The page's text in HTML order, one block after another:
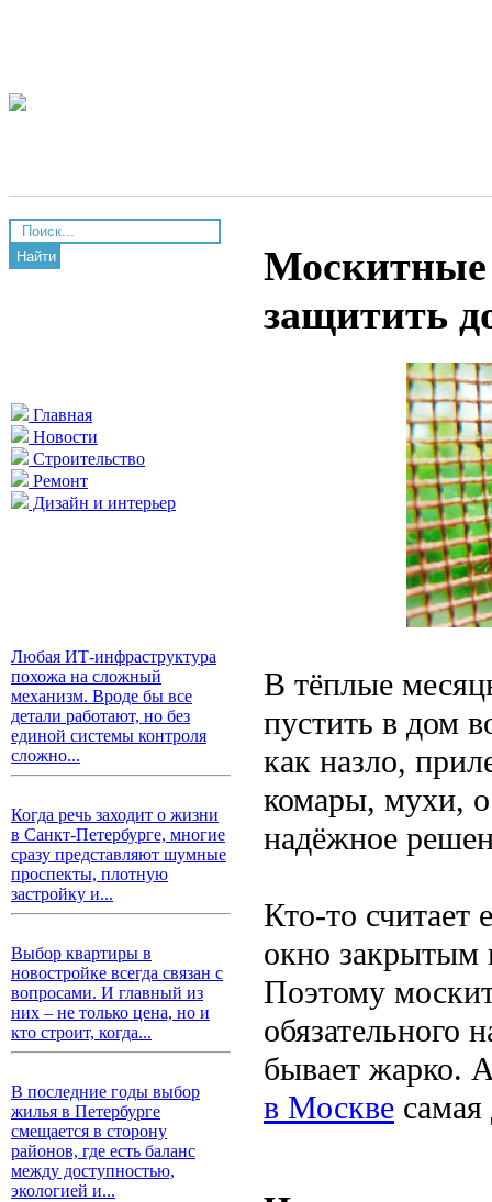
Найти
Главная
Новости
Строительство
Ремонт
Дизайн и интерьер
Любая ИТ-инфраструктура
похожа на сложный
механизм. Вроде бы все
детали работают, но без
единой системы контроля
сложно...
Когда речь заходит о жизни
в Санкт-Петербурге, многие
сразу представляют шумные
проспекты, плотную
застройку и...
Выбор квартиры в
новостройке всегда связан с
вопросами. И главный из
них – не только цена, но и
кто строит, когда...
В последние годы выбор
жилья в Петербурге
смещается в сторону
районов, где есть баланс
между доступностью,
экологией и...
Москитные
защитить
В тёплые
пустить в дом
как назло,
комары, мухи,
надёжное
Кто-то
окно закрытым
Поэтому
обязательного
бывает жарко.
в Москве